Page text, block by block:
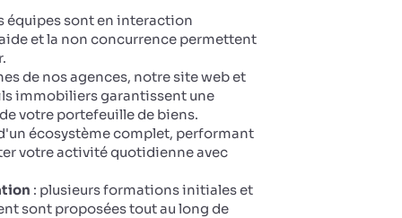
équipes sont en interaction
et la non concurrence permettent
de nos agences, notre site web et
immobiliers garantissent une
votre portefeuille de biens.
écosystème complet, performant
votre activité quotidienne avec
: plusieurs formations initiales et
sont proposées tout au long de